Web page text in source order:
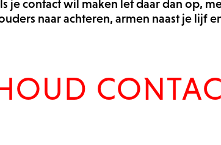
je contact wil maken let daar dan op,
naar achteren, armen naast je lijf